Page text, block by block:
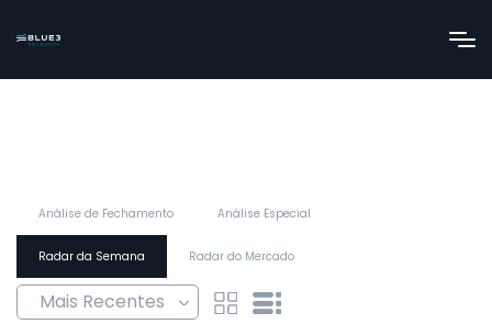
Análise de Fechamento Análise Especial
Radar da Semana Radar do Mercado